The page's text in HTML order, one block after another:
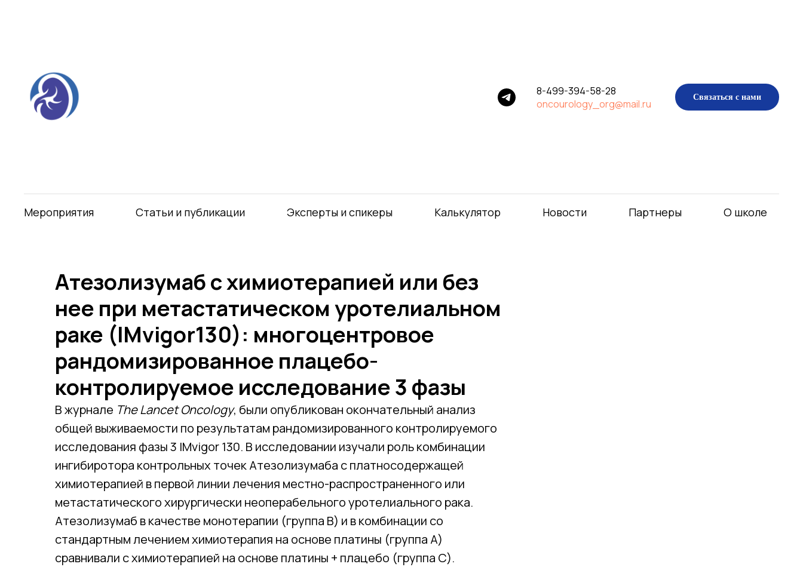
8-499-394-58-28
oncourology_org@mail.ru
Связаться с нами
Мероприятия Статьи и публикации Эксперты и спикеры Калькулятор Новости Партнеры О школе
Атезолизумаб с химиотерапией или без
нее при метастатическом уротелиальном
раке (IMvigor130): многоцентровое
рандомизированное плацебо-
контролируемое исследование 3 фазы
В журнале The Lancet Oncology, были опубликован окончательный анализ
общей выживаемости по результатам рандомизированного контролируемого
исследования фазы 3 IMvigor 130. В исследовании изучали роль комбинации
ингибиротора контрольных точек Атезолизумаба с платносодержащей
химиотерапией в первой линии лечения местно-распространенного или
метастатического хирургически неоперабельного уротелиального рака.
Атезолизумаб в качестве монотерапии (группа B) и в комбинации со
стандартным лечением химиотерапия на основе платины (группа А)
сравнивали с химиотерапией на основе платины + плацебо (группа С).